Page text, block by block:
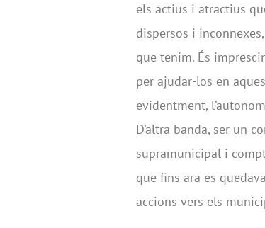
els actius i atractius
dispersos i
que tenim. És
per ajudar-los en
evidentment,
D’altra banda, ser un
supramunicipal i
que fins ara es
accions vers els